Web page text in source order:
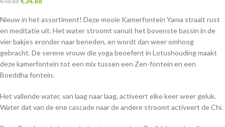
Nieuw in het assortiment! Deze mooie Kamerfontein Yama straalt rust
en meditatie uit. Het water stroomt vanuit het bovenste bassin in de
vier bakjes eronder naar beneden, en wordt dan weer omhoog
gebracht. De serene vrouw die yoga beoefent in Lotushouding maakt
deze kamerfontein tot een mix tussen een Zen-fontein en een
Boeddha fontein.
Het vallende water, van laag naar laag, activeert elke keer weer geluk.
Water dat van de ene cascade naar de andere stroomt activeert de Chi.